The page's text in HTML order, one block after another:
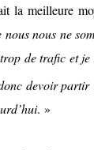
la meilleure
nous ne
de trafic et je
devoir partir
. »